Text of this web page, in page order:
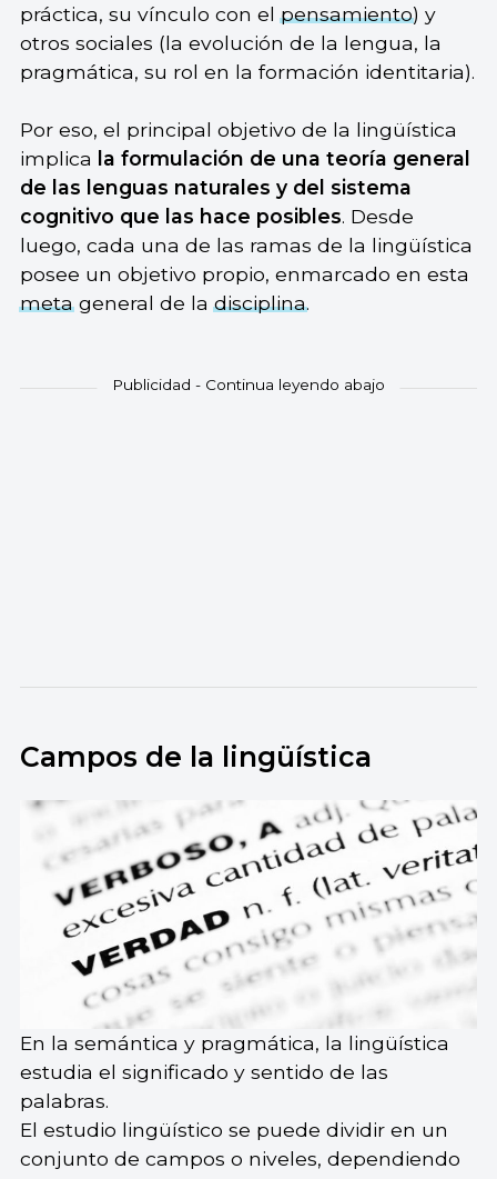
práctica, su vínculo con elpensamiento) y
otros sociales (la evolución de la lengua, la
pragmática, su rol en la formación identitaria).
Por eso, el principal objetivo de la lingüística
implica
la formulación de una teoría general
de las lenguas naturales y del sistema
cognitivo que las hace posibles. Desde
luego, cada una de las ramas de la lingüística
posee un objetivo propio, enmarcado en esta
metageneral de ladisciplina.
Campos de la lingüística
En la semántica y pragmática, la lingüística
estudia el significado y sentido de las
palabras.
El estudio lingüístico se puede dividir en un
conjunto de campos o niveles, dependiendo